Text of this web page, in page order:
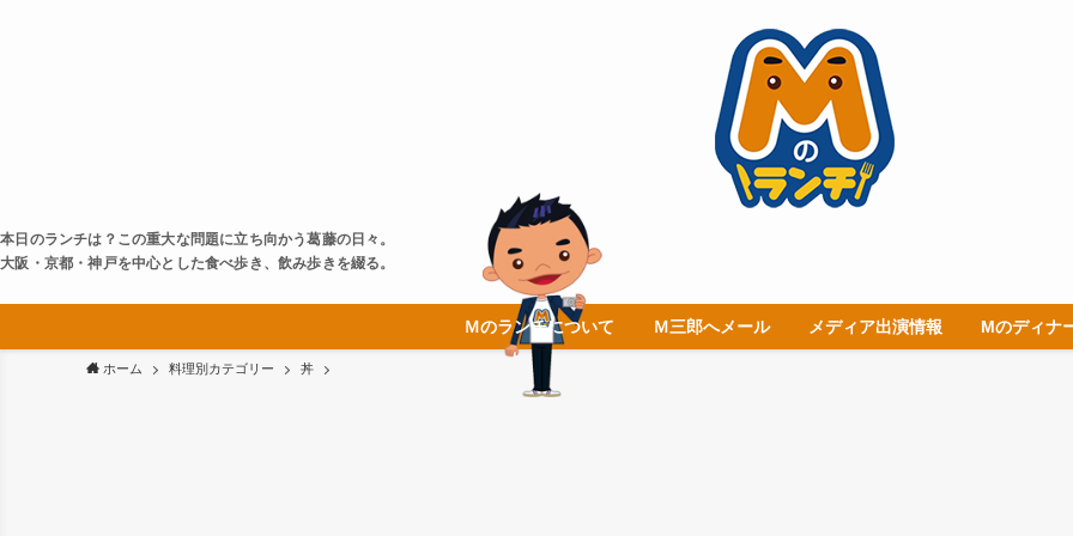
本日のランチは？この重大な問題に立ち向かう葛藤の日々。
大阪・京都・神戸を中心とした食べ歩き、飲み歩きを綴る。
Ｍのランチについて Ｍ三郎へメール メディア出演情報 Mのディナ
ホーム 料理別カテゴリー 丼